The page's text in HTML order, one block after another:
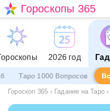
Гороскопы 365
2026 год
Таро 1000 Вопросов
Гороскоп 365 › Гадание на Таро ›